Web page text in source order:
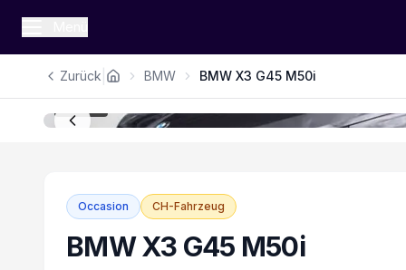
Zurück BMW BMW X3 G45 M50i
1/14
Occasion CH-Fahrzeug
BMW X3 G45 M50i